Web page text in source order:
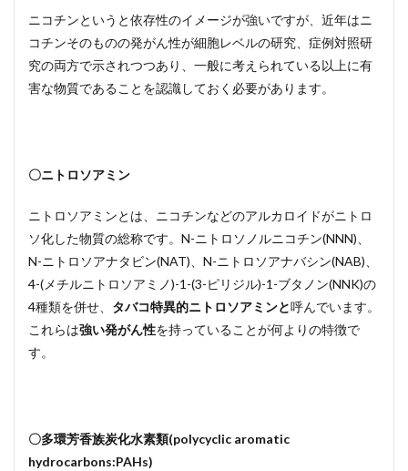
ニコチンというと依存性のイメージが強いですが、近年はニ
コチンそのものの発がん性が細胞レベルの研究、症例対照研
究の両方で示されつつあり、一般に考えられている以上に有
害な物質であることを認識しておく必要があります。
〇ニトロソアミン
ニトロソアミンとは、ニコチンなどのアルカロイドがニトロ
ソ化した物質の総称です。N-ニトロソノルニコチン(NNN)、
N-ニトロソアナタビン(NAT)、N-ニトロソアナバシン(NAB)、
4-(メチルニトロソアミノ)-1-(3-ピリジル)-1-ブタノン(NNK)の
4種類を併せ、 タバコ特異的ニトロソアミンと呼んでいます。
これらは強い発がん性を持っていることが何よりの特徴で
す。
〇多環芳香族炭化水素類(polycyclic aromatic
hydrocarbons:PAHs)